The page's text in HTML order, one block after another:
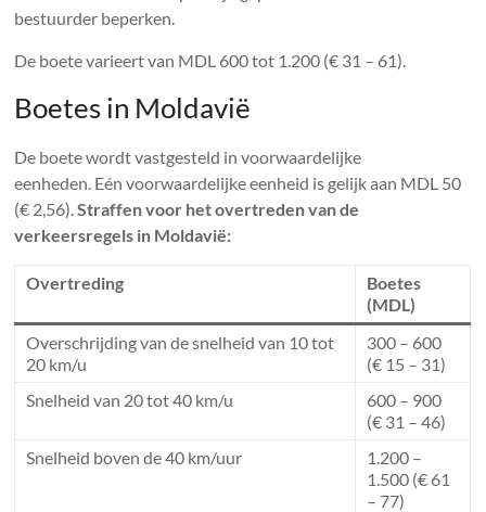
bestuurder beperken.
De boete varieert van MDL 600 tot 1.200 (€ 31 – 61).
Boetes in Moldavië
De boete wordt vastgesteld in voorwaardelijke
eenheden. Eén voorwaardelijke eenheid is gelijk aan MDL 50
(€ 2,56).Straffen voor het overtreden van de
verkeersregels in Moldavië:
Overtreding
Boetes
(MDL)
Overschrijding van de snelheid van 10 tot
20 km/u
300 – 600
(€ 15 – 31)
Snelheid van 20 tot 40 km/u
600 – 900
(€ 31 – 46)
Snelheid boven de 40 km/uur
1.200 –
1.500 (€ 61
– 77)